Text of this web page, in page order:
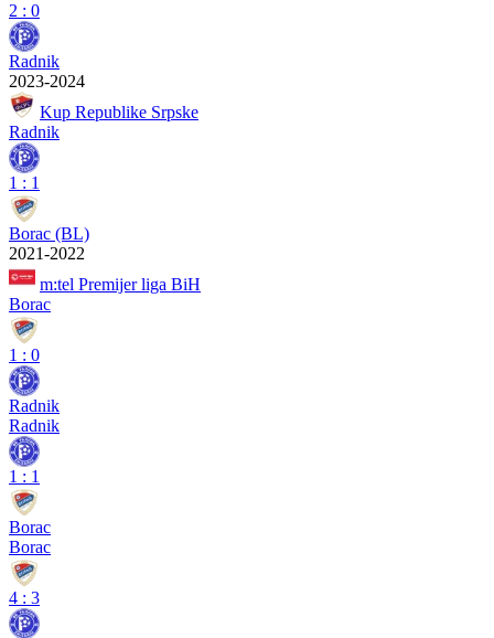
2 : 0
Radnik
2023-2024
Kup Republike Srpske
Radnik
1 : 1
Borac (BL)
2021-2022
m:tel Premijer liga BiH
Borac
1 : 0
Radnik
Radnik
1 : 1
Borac
Borac
4 : 3